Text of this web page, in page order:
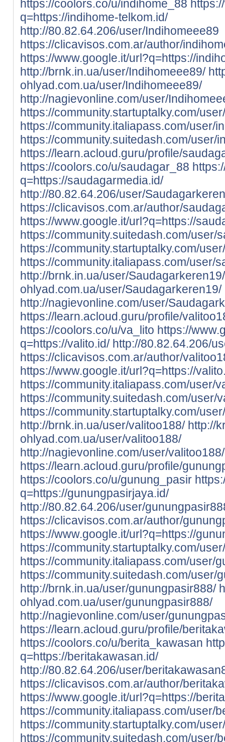
https://coolors.co/u/indihome_88
q=https://indihome-telkom.id/
http://80.82.64.206/user/Indihomeee89
https://clicavisos.com.ar/author/
https://www.google.it/url?q=https://
http://brnk.in.ua/user/Indihomeee89/
ohlyad.com.ua/user/Indihomeee89/
http://nagievonline.com/user/
https://community.startuptalky.com/
https://community.italiapass.com/user/
https://community.suitedash.com/user/
https://learn.acloud.guru/profile/
https://coolors.co/u/saudagar_88
q=https://saudagarmedia.id/
http://80.82.64.206/user/
https://clicavisos.com.ar/author/
https://www.google.it/url?q=https://
https://community.suitedash.com/user/
https://community.startuptalky.com/
https://community.italiapass.com/user/
http://brnk.in.ua/user/Saudagarkeren19/
ohlyad.com.ua/user/Saudagarkeren19/
http://nagievonline.com/user/
https://learn.acloud.guru/profile/
https://coolors.co/u/va_lito https://
q=https://valito.id/ http://80.82.64.206/
https://clicavisos.com.ar/author/
https://www.google.it/url?q=https://
https://community.italiapass.com/user/
https://community.suitedash.com/user/
https://community.startuptalky.com/
http://brnk.in.ua/user/valitoo188/ http://
ohlyad.com.ua/user/valitoo188/
http://nagievonline.com/user/valitoo188/
https://learn.acloud.guru/profile/
https://coolors.co/u/gunung_pasir
q=https://gunungpasirjaya.id/
http://80.82.64.206/user/
https://clicavisos.com.ar/author/
https://www.google.it/url?q=https://
https://community.startuptalky.com/
https://community.italiapass.com/user/
https://community.suitedash.com/user/
http://brnk.in.ua/user/gunungpasir888/
ohlyad.com.ua/user/gunungpasir888/
http://nagievonline.com/user/
https://learn.acloud.guru/profile/
https://coolors.co/u/berita_kawasan
q=https://beritakawasan.id/
http://80.82.64.206/user/
https://clicavisos.com.ar/author/
https://www.google.it/url?q=https://
https://community.italiapass.com/user/
https://community.startuptalky.com/
https://community.suitedash.com/user/